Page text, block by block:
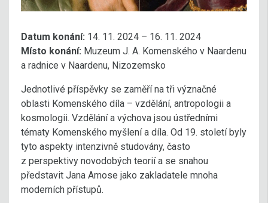
Datum konání: 14. 11. 2024 – 16. 11. 2024
Místo konání: Muzeum J. A. Komenského v Naardenu
a radnice v Naardenu, Nizozemsko
Jednotlivé příspěvky se zaměří na tři význačné
oblasti Komenského díla – vzdělání, antropologii a
kosmologii. Vzdělání a výchova jsou ústředními
tématy Komenského myšlení a díla. Od 19. století byly
tyto aspekty intenzivně studovány, často
z perspektivy novodobých teorií a se snahou
představit Jana Amose jako zakladatele mnoha
moderních přístupů.